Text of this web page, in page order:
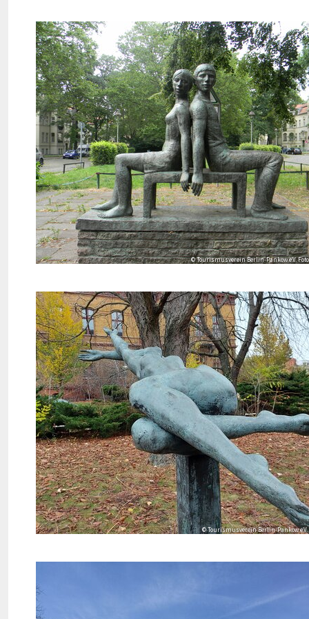
© Tourismusverein Berlin-Pankow e.V.
© Tourismusverein Berlin-Pankow e.V.